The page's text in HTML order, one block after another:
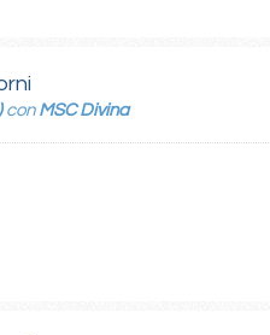
con MSC Divina